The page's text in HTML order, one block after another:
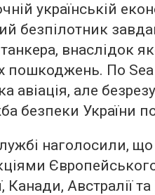
українській
безпілотник
внаслідок
пошкоджень. По Sea
авіація, але
безпеки України
наголосили, що
Канади, Австралії та